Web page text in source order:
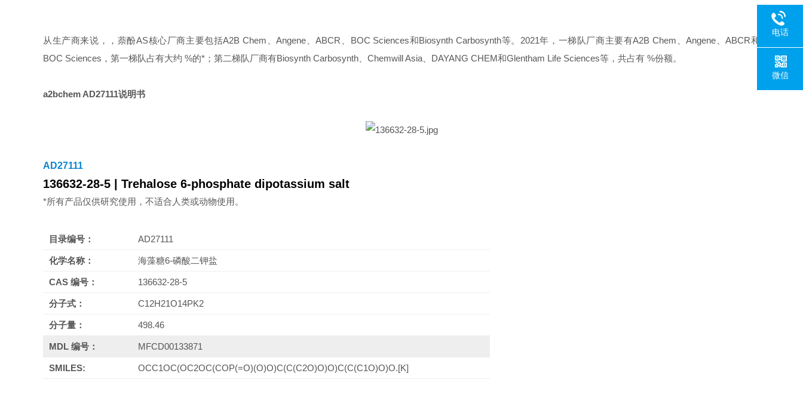
从生产商来说，，萘酚AS核心厂商主要包括A2B Chem、Angene、ABCR、BOC Sciences和Biosynth Carbosynth等。2021年，一梯队厂商主要有A2B Chem、Angene、ABCR和
BOC Sciences，第一梯队占有大约 %的*；第二梯队厂商有Biosynth Carbosynth、Chemwill Asia、DAYANG CHEM和Glentham Life Sciences等，共占有 %份额。
a2bchem AD27111说明书
AD27111
136632-28-5 | Trehalose 6-phosphate dipotassium salt
*所有产品仅供研究使用，不适合人类或动物使用。
目录编号： AD27111
化学名称： 海藻糖6-磷酸二钾盐
CAS 编号： 136632-28-5
分子式： C12H21O14PK2
分子量： 498.46
MDL 编号： MFCD00133871
SMILES: OCC1OC(OC2OC(COP(=O)(O)O)C(C(C2O)O)O)C(C(C1O)O)O.[K]
电话
微信